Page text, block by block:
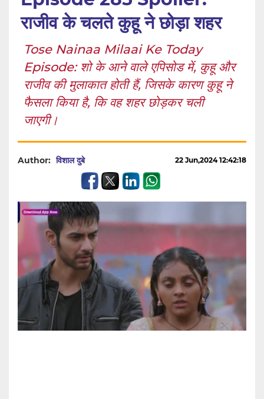
राजीव के चलते कुहू ने छोड़ा शहर
Tose Nainaa Milaai Ke Today
Episode: शो के आने वाले एपिसोड में, कुहू और
राजीव की मुलाकात होती हैं, जिसके कारण कुहू ने
फैसला किया है, कि वह शहर छोड़कर चली
जाएगी।
Author: विशाल दुबे 22 Jun,2024 12:42:18